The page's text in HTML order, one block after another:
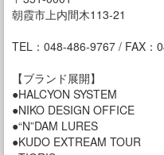
朝霞市上内間木113-21
TEL：048-486-9767 / FAX：
【ブランド展開】
●HALCYON SYSTEM
●NIKO DESIGN OFFICE
●“N”DAM LURES
●KUDO EXTREAM TOUR